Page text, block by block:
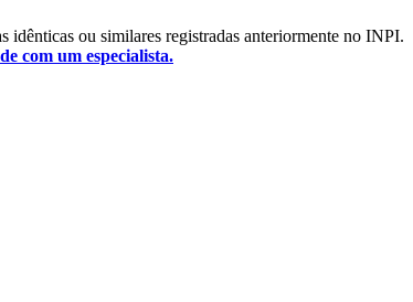
idênticas ou similares registradas anteriormente no INPI.
com um especialista.